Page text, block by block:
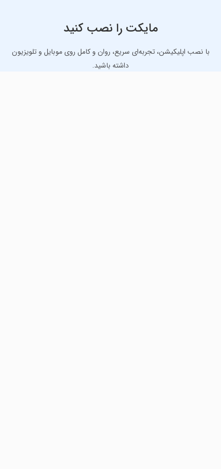
مایکت را نصب کنید
با نصب اپلیکیشن، تجربه‌ای سریع، روان و کامل روی موبایل و تلویزیون
داشته باشید.